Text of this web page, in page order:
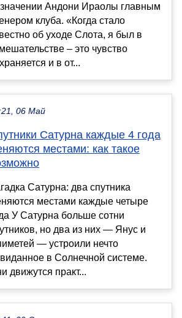
Андони Ираолы главным
клуба. «Когда стало
об уходе Слота, я был в
– это чувство
и в от...
06 Май
Сатурна каждые 4 года
местами: как такое
Сатурна: два спутника
местами каждые четыре
У Сатурна больше сотни
но два из них — Янус и
— устроили нечто
в Солнечной системе.
движутся практ...